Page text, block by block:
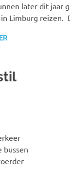
later dit jaar
Limburg reizen.
bussen